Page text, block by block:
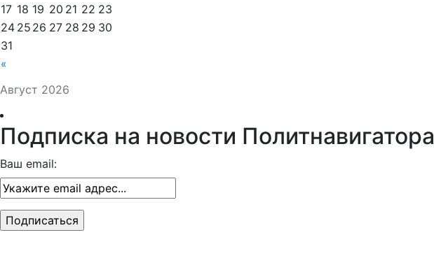
Август 2026
«
17 18 19 20 21 22 23
24 25 26 27 28 29 30
31
Подписка на новости Политнавигатора
Ваш email: